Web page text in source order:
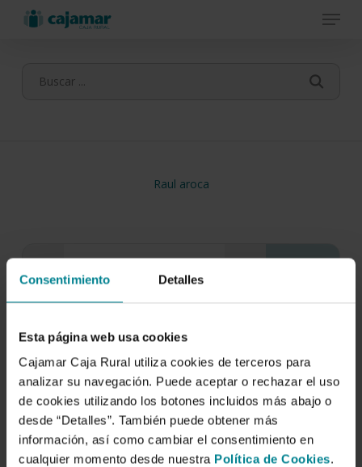
Consentimiento Detalles
Esta página web usa cookies
Cajamar Caja Rural utiliza cookies de terceros para
analizar su navegación. Puede aceptar o rechazar el uso
de cookies utilizando los botones incluidos más abajo o
desde “Detalles”. También puede obtener más
información, así como cambiar el consentimiento en
cualquier momento desde nuestra Política de Cookies.
Menu
Raul aroca